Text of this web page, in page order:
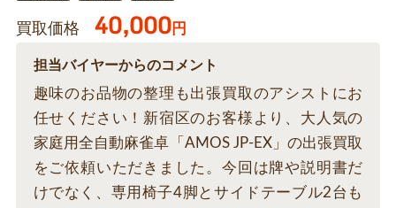
買取価格 40,000円
担当バイヤーからのコメント
趣味のお品物の整理も出張買取のアシストにお
任せください！新宿区のお客様より、大人気の
家庭用全自動麻雀卓「AMOS JP-EX」の出張買取
をご依頼いただきました。今回は牌や説明書だ
けでなく、専用椅子4脚とサイドテーブル2台も